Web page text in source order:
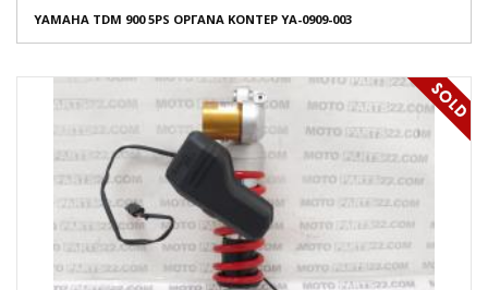
YAMAHA TDM 900 5PS ΟΡΓΑΝΑ ΚΟΝΤΕΡ YA-0909-003